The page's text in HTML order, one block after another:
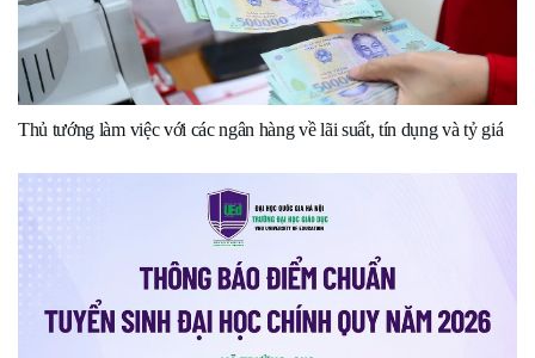
Thủ tướng làm việc với các ngân hàng về lãi suất, tín dụng và tỷ giá